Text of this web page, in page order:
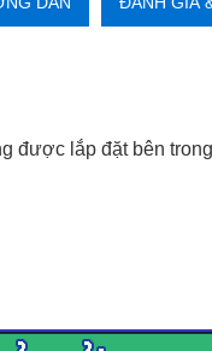
được lắp đặt bên